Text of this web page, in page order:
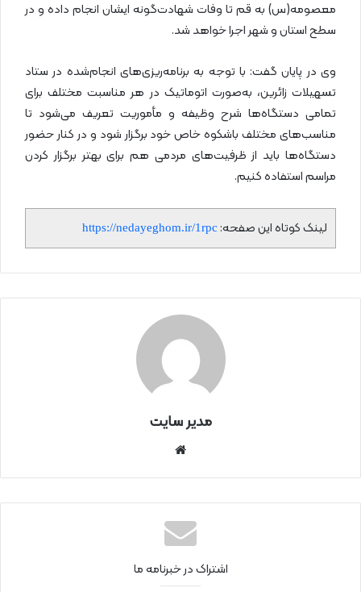
معصومه(س) به قم تا وفات شهادت‌گونه ایشان انجام داده و در
سطح استان و شهر اجرا خواهد شد.
وی در پایان گفت: با توجه به برنامه‌ریزی‌های انجام‌شده در ستاد
تسهیلات زائرین، به‌صورت اتوماتیک در هر مناسبت مختلف برای
تمامی دستگاه‌ها شرح وظیفه و مأموریت تعریف می‌شود تا
مناسب‌های مختلف باشکوه خاص خود برگزار شود و در کنار حضور
دستگاه‌ها باید از ظرفیت‌های مردمی هم برای بهتر برگزار کردن
مراسم استفاده کنیم.
لینک کوتاه این صفحه: https://nedayeghom.ir/1rpc
مدیر سایت
نتی
اشتراک در خبرنامه ما